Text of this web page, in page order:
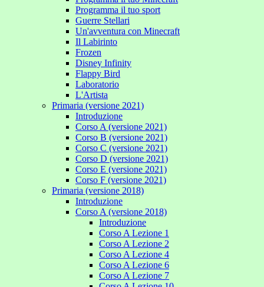
Programma il tuo sport
Guerre Stellari
Un'avventura con Minecraft
Il Labirinto
Frozen
Disney Infinity
Flappy Bird
Laboratorio
L'Artista
Primaria (versione 2021)
Introduzione
Corso A (versione 2021)
Corso B (versione 2021)
Corso C (versione 2021)
Corso D (versione 2021)
Corso E (versione 2021)
Corso F (versione 2021)
Primaria (versione 2018)
Introduzione
Corso A (versione 2018)
Introduzione
Corso A Lezione 1
Corso A Lezione 2
Corso A Lezione 4
Corso A Lezione 6
Corso A Lezione 7